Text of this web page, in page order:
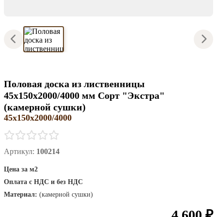
Половая доска из лиственницы
45х150х2000/4000 мм Сорт "Экстра"
(камерной сушки)
45х150х2000/4000
Артикул: 100214
Цена за м2
Оплата с НДС и без НДС
Материал: (камерной сушки)